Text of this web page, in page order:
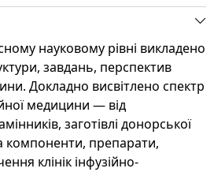
науковому рівні викладено
завдань, перспектив
Докладно висвітлено спектр
медицини — від
заготівлі донорської
компоненти, препарати,
клінік інфузійно-